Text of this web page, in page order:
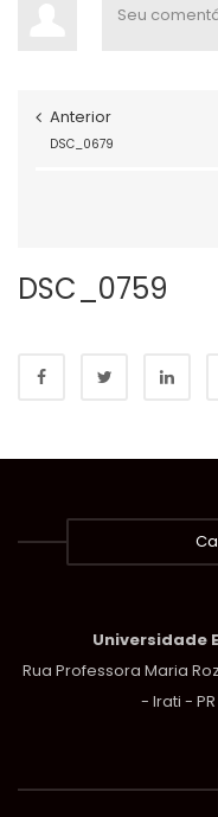
Anterior
DSC_0679
DSC_0759
Universidade
Rua Professora Maria
- Irati -